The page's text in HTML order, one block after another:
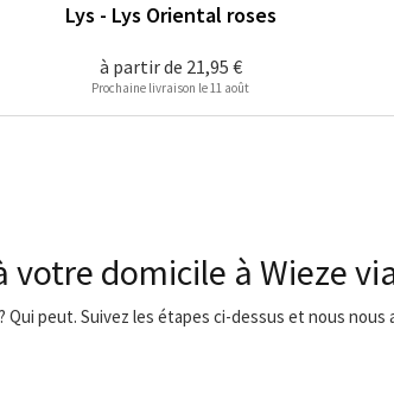
à partir de 21,95 €
Lys - Lys Oriental roses
Prochaine livraison le 11 août
domicile à Wieze
peut. Suivez les étapes ci-dessus et nous